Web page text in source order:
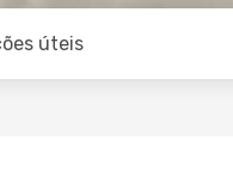
úteis